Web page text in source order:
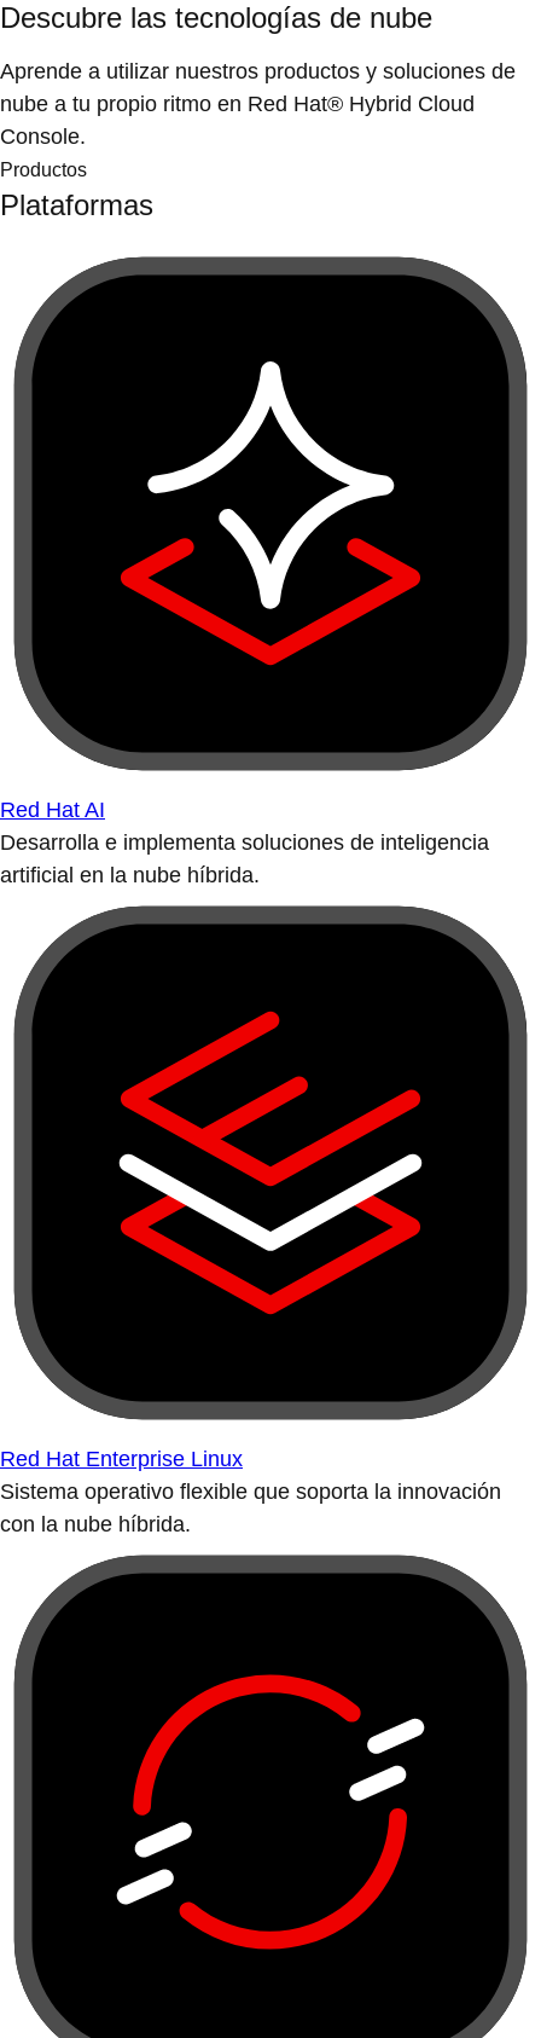
Descubre las tecnologías de nube
Aprende a utilizar nuestros productos y soluciones de
nube a tu propio ritmo en Red Hat® Hybrid Cloud
Console.
Productos
Plataformas
Red Hat AI
Desarrolla e implementa soluciones de inteligencia
artificial en la nube híbrida.
Red Hat Enterprise Linux
Sistema operativo flexible que soporta la innovación
con la nube híbrida.